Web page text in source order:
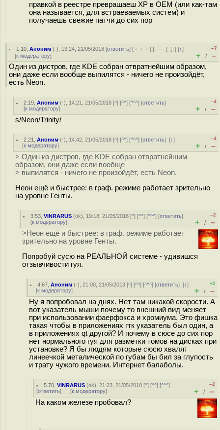
правкой в реестре превращаеш ХР в ОЕМ (или как-там
она называется, для встраеваемых систем) и
получаешь свежие патчи до сих пор
1.10 ,Аноним (-), 13:24, 21/05/2018 [ответить] [ ﹢﹢﹢] [ · · ·][↓] [↑]
[к модератору]
–7
+ / –
Один из дистров, где KDE собран отвратнейшим образом,
они даже если вообще выпилятся - ничего не произойдёт,
есть Neon.
2.19 ,Аноним (-), 14:21, 21/05/2018 [^] [^^] [^^^] [ответить]
[к модератору]
–4
+ / –
s/Neon/Trinity/
2.21 ,Аноним (-), 14:42, 21/05/2018 [^] [^^] [^^^] [ответить][↓]
[к модератору]
–4
+ / –
> Один из дистров, где KDE собран отвратнейшим
образом, они даже если вообще
> выпилятся - ничего не произойдёт, есть Neon.
Неон ещё и быстрее: в граф. режиме работает зрительно
на уровне Генты.
3.53 ,VINRARUS (ok), 19:18, 21/05/2018 [^] [^^] [^^^] [ответить]
[к модератору]
–2
+ / –
>Неон ещё и быстрее: в граф. режиме работает
зрительно на уровне Генты.
Попробуй сусю на РЕАЛЬНОЙ системе - удивишся
отзывчивости гуя.
4.67 ,Аноним (-), 21:00, 21/05/2018 [^] [^^] [^^^] [ответить][↓]
[к модератору]
+2
+ / –
Ну я попробовал на днях. Нет там никакой скорости. А
вот указатель мыши почему то внешний вид меняет
при использовании фаерфокса и хромиума. Это фишка
такая чтобы в приложениях гтк указатель был один, а
в приложениях qt другой? И почему в сюсе до сих пор
нет нормального гуя для разметки томов на дисках при
установке? Я бы людям которые сюсю хвалят
линеечкой металической по губам бы бил за глупость
и трату чужого времени. Интернет балаболы.
5.70 ,VINRARUS (ok), 21:23, 21/05/2018 [^] [^^] [^^^]
[ответить] [к модератору]
–2
+ / –
На каком железе пробовал?